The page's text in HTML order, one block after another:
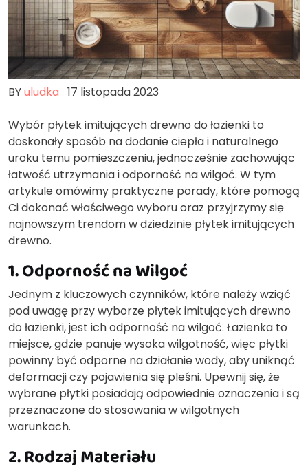
BYuludka 17 listopada 2023
Wybór płytek imitujących drewno do łazienki to
doskonały sposób na dodanie ciepła i naturalnego
uroku temu pomieszczeniu, jednocześnie zachowując
łatwość utrzymania i odporność na wilgoć. W tym
artykule omówimy praktyczne porady, które pomogą
Ci dokonać właściwego wyboru oraz przyjrzymy się
najnowszym trendom w dziedzinie płytek imitujących
drewno.
1. Odporność na Wilgoć
Jednym z kluczowych czynników, które należy wziąć
pod uwagę przy wyborze płytek imitujących drewno
do łazienki, jest ich odporność na wilgoć. Łazienka to
miejsce, gdzie panuje wysoka wilgotność, więc płytki
powinny być odporne na działanie wody, aby uniknąć
deformacji czy pojawienia się pleśni. Upewnij się, że
wybrane płytki posiadają odpowiednie oznaczenia i są
przeznaczone do stosowania w wilgotnych
warunkach.
2. Rodzaj Materiału